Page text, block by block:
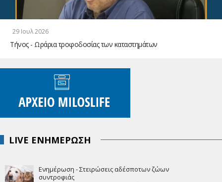
29 Ιουλ 2026
Τήνος - Ωράρια τροφοδοσίας των καταστημάτων
LIVE ΕΝΗΜΕΡΩΣΗ
Ενημέρωση - Στειρώσεις αδέσποτων ζώων
συντροφιάς